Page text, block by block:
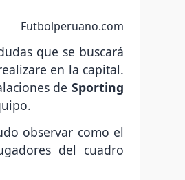
Futbolperuano.com
que se buscará
en la capital.
deSporting
observar como el
del cuadro